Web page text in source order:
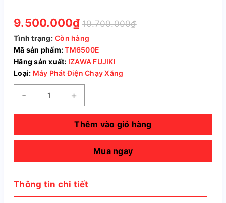
9.500.000₫ 10.700.000₫
Tình trạng: Còn hàng
Mã sản phẩm:TM6500E
Hãng sản xuất: IZAWA FUJIKI
Loại: Máy Phát Điện Chạy Xăng
- +
Thêm vào giỏ hàng
Mua ngay
Thông tin chi tiết